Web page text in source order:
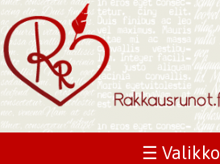
☰ Valikko